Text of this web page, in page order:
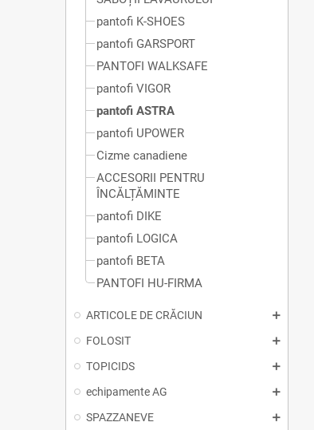
pantofi K-SHOES
pantofi GARSPORT
PANTOFI WALKSAFE
pantofi VIGOR
pantofi ASTRA
pantofi UPOWER
Cizme canadiene
ACCESORII PENTRU
ÎNCĂLȚĂMINTE
pantofi DIKE
pantofi LOGICA
pantofi BETA
PANTOFI HU-FIRMA
ARTICOLE DE CRĂCIUN
FOLOSIT
TOPICIDS
echipamente AG
SPAZZANEVE